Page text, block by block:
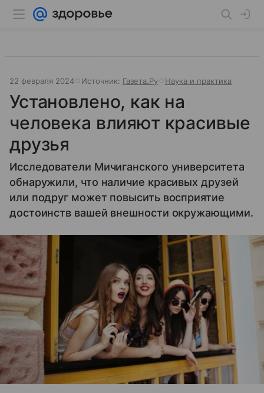
22 февраля 2024 Источник: Газета.Ру Наука и практика
Установлено, как на
человека влияют красивые
друзья
Исследователи Мичиганского университета
обнаружили, что наличие красивых друзей
или подруг может повысить восприятие
достоинств вашей внешности окружающими.